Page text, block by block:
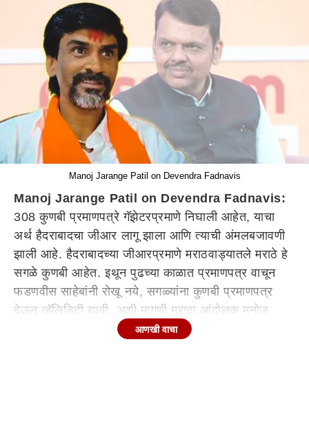
Manoj Jarange Patil on Devendra Fadnavis
Manoj Jarange Patil on Devendra Fadnavis:
308 कुणबी प्रमाणपत्रे गॅझेटरप्रमाणे निघाली आहेत, याचा
अर्थ हैदराबादचा जीआर लागू झाला आणि त्याची अंमलबजावणी
झाली आहे. हैदराबादच्या जीआरप्रमाणे मराठवाड्यातले मराठे हे
सगळे कुणबी आहेत. इथून पुढच्या काळात प्रमाणपत्र वाचून
फडणवीस साहेबांनी रोखू नये, सगळ्यांना कुणबी प्रमाणपत्र
देऊन व्हॅलिडिटी द्यावी, अशी मागणी मराठा आंदोलक मनोज
जरांगे पाटील यांनी केली आहे. 30 मे पासून मनोज जरांगे पाटील
आणखी वाचा